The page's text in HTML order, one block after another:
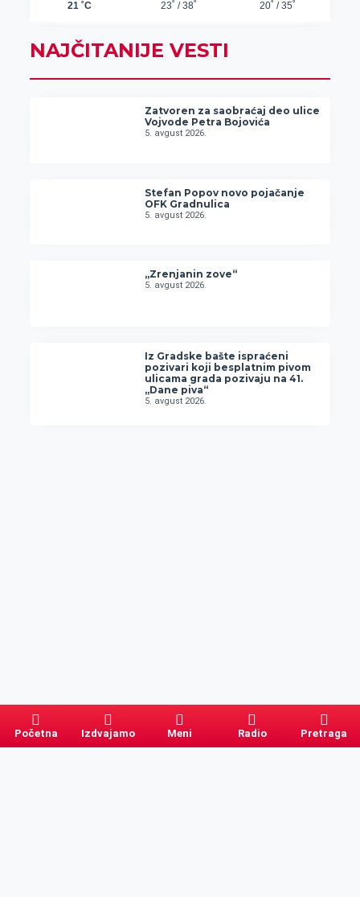
NAJČITANIJE VESTI
Zatvoren za saobraćaj deo ulice
Vojvode Petra Bojovića
5. avgust 2026.
Stefan Popov novo pojačanje
OFK Gradnulica
5. avgust 2026.
„Zrenjanin zove“
5. avgust 2026.
Iz Gradske bašte ispraćeni
pozivari koji besplatnim pivom
ulicama grada pozivaju na 41.
„Dane piva“
5. avgust 2026.
Početna Izdvajamo Meni Radio Pretraga